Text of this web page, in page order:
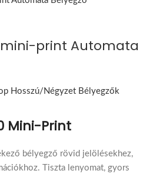
mini-print Automata
Hosszú/Négyzet Bélyegzők
Mini-Print
bélyegző rövid jelölésekhez,
Tiszta lenyomat, gyors